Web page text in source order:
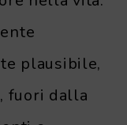
plausibile,
fuori dalla